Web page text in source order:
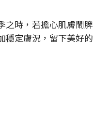
之時，若擔心肌膚鬧脾
穩定膚況，留下美好的